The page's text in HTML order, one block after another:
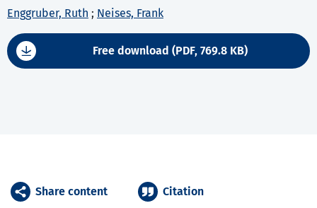
Enggruber, Ruth ; Neises, Frank
Free download (PDF, 769.8 KB)
Share content Citation